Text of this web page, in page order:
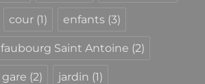
cour (1) enfants (3)
faubourg Saint Antoine (2)
gare (2) jardin (1)